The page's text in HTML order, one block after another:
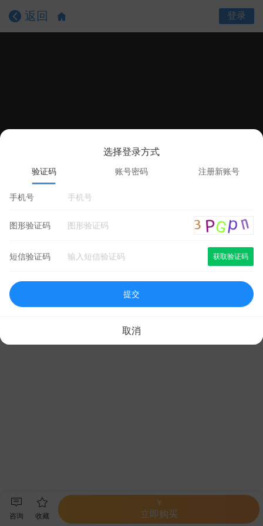
返回 登录
咨询 收藏
￥
立即购买
选择登录方式
验证码 账号密码 注册新账号
手机号
图形验证码
短信验证码 获取验证码
提交
取消